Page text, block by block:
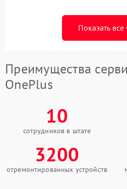
Показать все
Преимущества
OnePlus
10
сотрудников в штате
3200
отремонтированных устройств